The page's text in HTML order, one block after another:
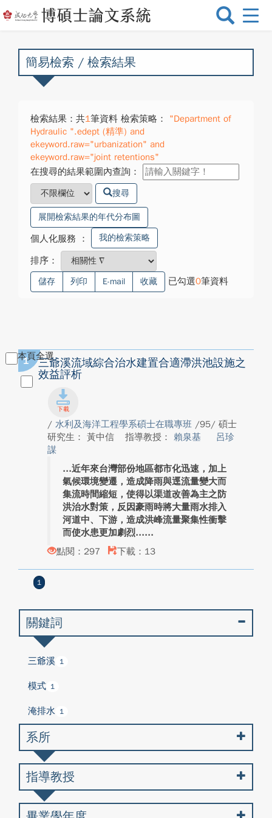
選
換
簡易檢索 / 檢索結果
檢索結果：共1筆資料 檢索策略：
"Department of
Hydraulic ".edept (精準) and
ekeyword.raw="urbanization" and
ekeyword.raw="joint retentions"
在搜尋的結果範圍內查詢：
搜尋
展開檢索結果的年代分布圖
個人化服務 ： 我的檢索策略
排序：
儲存 列印 E-mail 收藏 已勾選0筆資料
本頁全選
1
三爺溪流域綜合治水建置合適滯洪池設施之
效益評析
/ 水利及海洋工程學系碩士在職專班 /95/ 碩士
研究生： 黃中信
指導教授： 賴泉基
呂珍
謀
近年來台灣部份地區都市化迅速，加上
氣候環境變遷，造成降雨與逕流量變大而
集流時間縮短，使得以渠道改善為主之防
洪治水對策，反因豪雨時將大量雨水排入
河道中、下游，造成洪峰流量聚集性衝擊
而使水患更加劇烈...
點閱：297
下載：13
1
關鍵詞
三爺溪 1
模式 1
淹排水 1
系所
指導教授